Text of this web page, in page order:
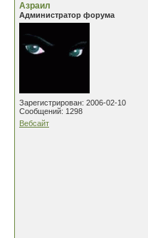
Азраил
Администратор форума
Зарегистрирован: 2006-02-10
Сообщений: 1298
Вебсайт